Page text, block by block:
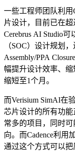
一些工程师团队利用
片设计，目前已在
Cerebrus AI Studio
（SOC）设计规划，
Assembly/PPA
幅提升设计效率、缩
缩短至1个月。
而Verisium SimAI在
芯片设计的所有功
常多的项目，同时
向。而Cadence利用
通过这个方式可以